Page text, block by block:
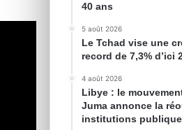
40 ans
5 août 2026
Le Tchad vise une
record de 7,3% d’ici
4 août 2026
Libye : le
Juma annonce la
institutions